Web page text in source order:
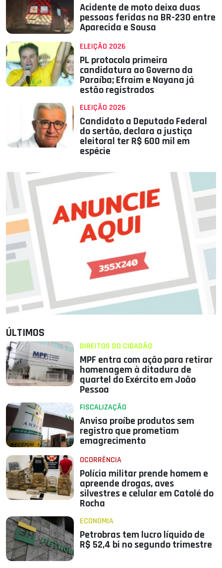
Acidente de moto deixa duas
pessoas feridas na BR-230 entre
Aparecida e Sousa
ELEIÇÃO 2026
PL protocola primeira
candidatura ao Governo da
Paraíba; Efraim e Nayana já
estão registrados
ELEIÇÃO 2026
Candidato a Deputado Federal
do sertão, declara a justiça
eleitoral ter R$ 600 mil em
espécie
ÚLTIMOS
DIREITOS DO CIDADÃO
MPF entra com ação para retirar
homenagem à ditadura de
quartel do Exército em João
Pessoa
FISCALIZAÇÃO
Anvisa proíbe produtos sem
registro que prometiam
emagrecimento
OCORRÊNCIA
Polícia militar prende homem e
apreende drogas, aves
silvestres e celular em Catolé do
Rocha
ECONOMIA
Petrobras tem lucro líquido de
R$ 52,4 bi no segundo trimestre